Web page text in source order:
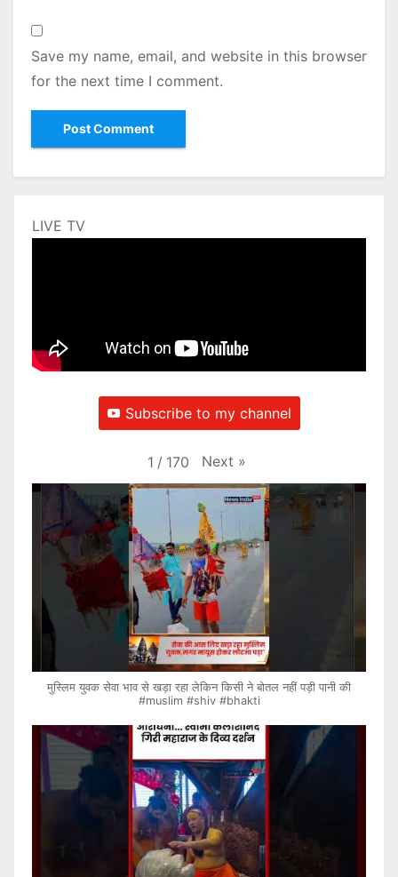
Save my name, email, and website in this browser
for the next time I comment.
LIVE TV
Subscribe to my channel
1 / 170 Next »
मुस्लिम युवक सेवा भाव से खड़ा रहा लेकिन किसी ने बोतल नहीं पड़ी पानी की
#muslim #shiv #bhakti